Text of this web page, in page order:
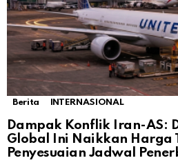
Berita INTERNASIONAL
Dampak Konflik Iran-AS:
Global Ini Naikkan Harga
Penyesuaian Jadwal